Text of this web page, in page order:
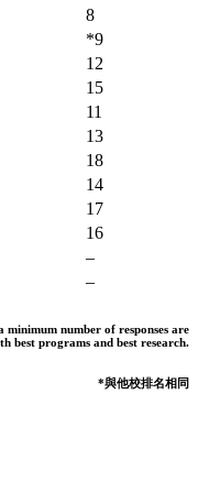
8
*9
12
15
11
13
18
14
17
16
–
–
number of responses are
best programs and best research.
*與他校排名相同